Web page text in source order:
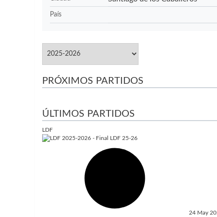
País
PRÓXIMOS PARTIDOS
ÚLTIMOS PARTIDOS
LDF
24 May